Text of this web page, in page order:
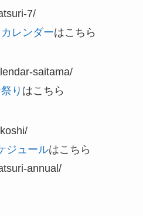
7/
レンダーはこちら
saitama/
り はこちら
ジュールはこちら
annual/